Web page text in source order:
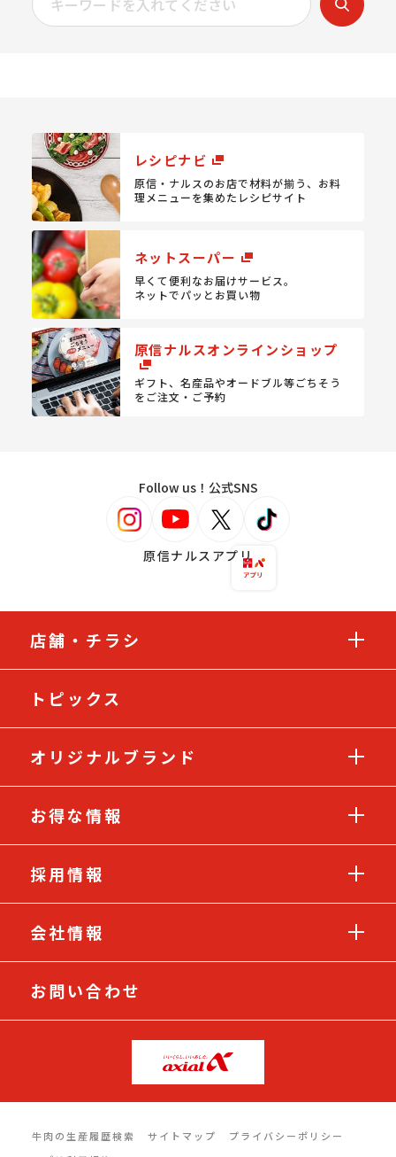
レシピナビ
原信・ナルスのお店で材料が揃う、 お料
理メニューを集めたレシピサイト
ネットスーパー
早くて便利なお届けサービス。
ネットでパッとお買い物
原信ナルスオンラインショップ
ギフト、名産品やオードブル等ごちそう
をご注文・ご予約
Follow us！公式SNS
原信ナルスアプリ
店舗・チラシ
トピックス
オリジナルブランド
お得な情報
採用情報
会社情報
お問い合わせ
牛肉の生産履歴検索 サイトマップ
プライバシーポリシー